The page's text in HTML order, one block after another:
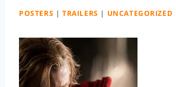
POSTERS | TRAILERS | UNCATEGORIZED